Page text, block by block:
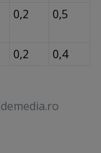
0,2 0,5
0,2 0,4